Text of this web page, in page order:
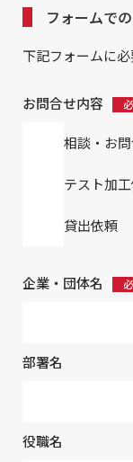
フォームで
下記フォームに
お問合せ内容
相談・お
テスト加
貸出依頼
企業・団体名
部署名
役職名